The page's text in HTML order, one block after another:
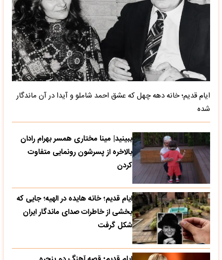
ایام قدیم؛ خانه دهه چهل که عشق احمد شاملو و آیدا در آن ماندگار
شده
ببینید| مینا مختاری همسر بهرام رادان
بالاخره از پسرشون رونمایی متفاوت
کردن
ایام قدیم؛ خانه هایده در الهیه؛ جایی که
بخشی از خاطرات صدای ماندگار ایران
شکل گرفت